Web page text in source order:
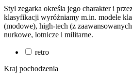
Styl zegarka określa jego charakter i
klasyfikacji wyróżniamy m.in. modele
(modowe), high-tech (z
nurkowe, lotnicze i militarne.
retro
Kraj pochodzenia